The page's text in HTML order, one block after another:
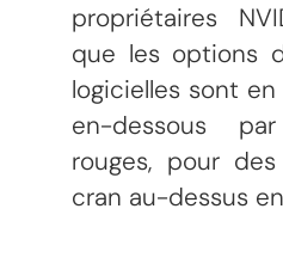
propriétaires
que les options
logicielles sont
en-dessous
rouges, pour
cran au-dessus